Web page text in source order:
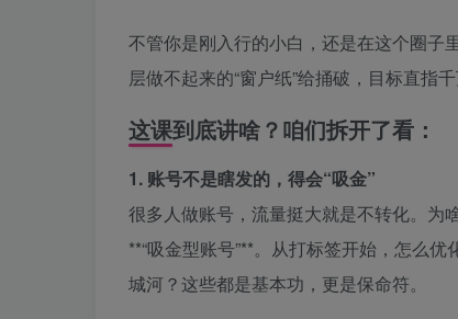
不管你是刚入行的小白，还是在这个圈子
层做不起来的“窗户纸”给捅破，目标直指千
这课到底讲啥？咱们拆开了看：
1. 账号不是瞎发的，得会“吸金”
很多人做账号，流量挺大就是不转化。为
**“吸金型账号”**。从打标签开始，怎么
城河？这些都是基本功，更是保命符。